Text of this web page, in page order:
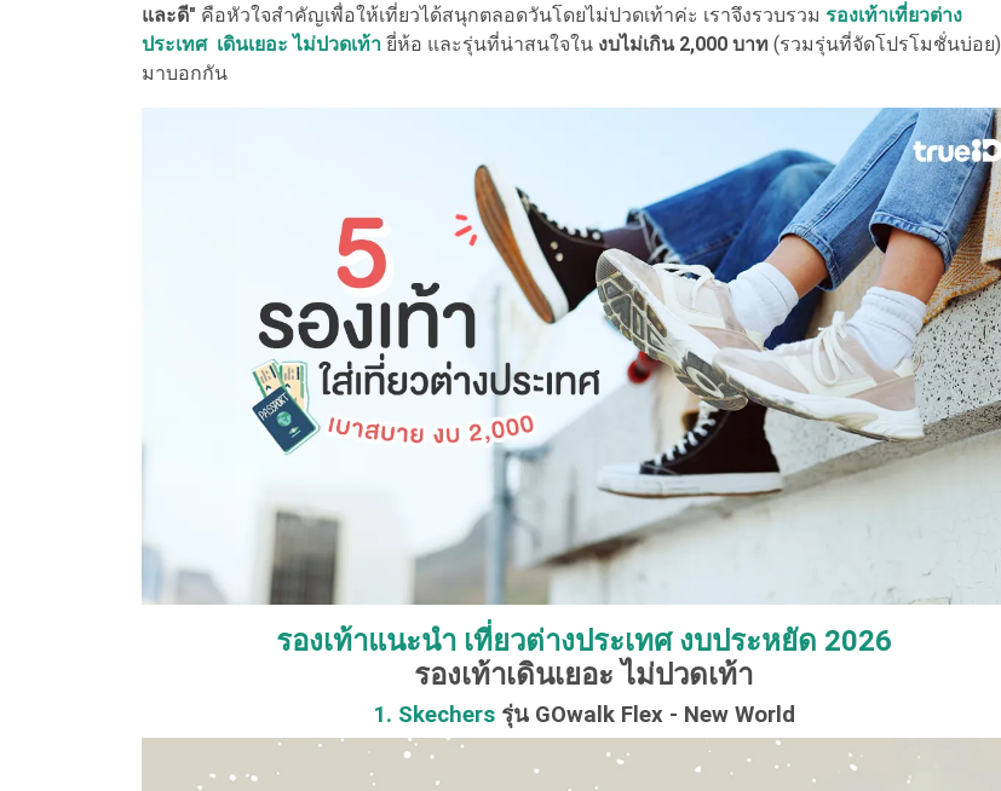
และดี" คือหัวใจสำคัญเพื่อให้เที่ยวได้สนุกตลอดวันโดยไม่ปวดเท้าค่ะ เราจึงรวบรวม รองเท้าเที่ยวต่าง
ประเทศ เดินเยอะ ไม่ปวดเท้า ยี่ห้อ และรุ่นที่น่าสนใจใน งบไม่เกิน 2,000 บาท (รวมรุ่นที่จัดโปรโมชั่นบ่อย)
มาบอกกัน
รองเท้าแนะนำ เที่ยวต่างประเทศ งบประหยัด 2026
รองเท้าเดินเยอะ ไม่ปวดเท้า
1. Skechersรุ่น GOwalk Flex - New World